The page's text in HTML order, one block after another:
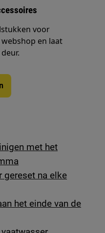
voor
en laat
met het
gereset na elke
het einde van de